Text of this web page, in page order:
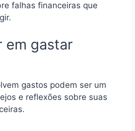
falhas financeiras que
em gastar
gastos podem ser um
e reflexões sobre suas